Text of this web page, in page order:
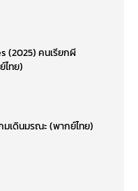
(2025) คนเรียกผี
ไทย)
มเดินมรณะ (พากย์ไทย)